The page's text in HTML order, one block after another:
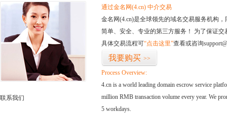
联系我们
通过金名网(4.cn) 中介交易
金名网(4.cn)是全球领先的域名交易服务机构
简单、安全、专业的第三方服务！ 为了保证
具体交易流程可“点击这里”查看或咨询
我要购买 >>
Process Overview:
4.cn is a world leading domain escrow service
million RMB transaction volume every year. We
5 workdays.